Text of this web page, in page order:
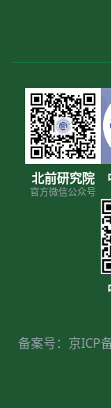
北前研究院
官方微信公众号
备案号：京ICP